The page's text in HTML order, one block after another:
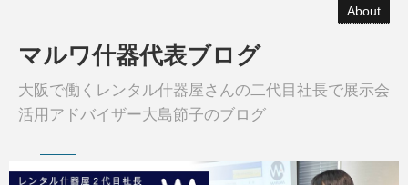
About
マルワ什器代表ブログ
大阪で働くレンタル什器屋さんの二代目社長で展示会
活用アドバイザー大島節子のブログ